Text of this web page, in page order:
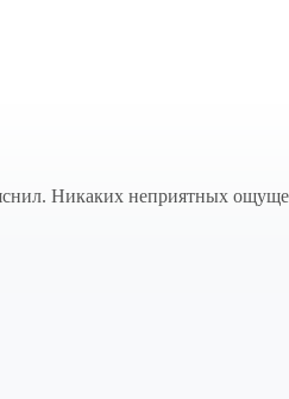
Никаких неприятных